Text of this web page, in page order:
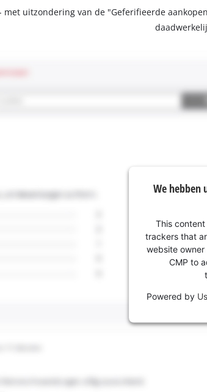
uitzondering van de "Geferifieerde
We hebben
This
trackers that
website
CMP to
Powered by